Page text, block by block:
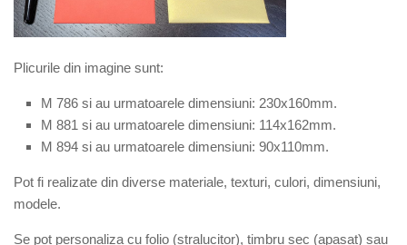
Plicurile din imagine sunt:
M 786 si au urmatoarele dimensiuni: 230x160mm.
M 881 si au urmatoarele dimensiuni: 114x162mm.
M 894 si au urmatoarele dimensiuni: 90x110mm.
Pot fi realizate din diverse materiale, texturi, culori, dimensiuni,
modele.
Se pot personaliza cu folio (stralucitor), timbru sec (apasat) sau